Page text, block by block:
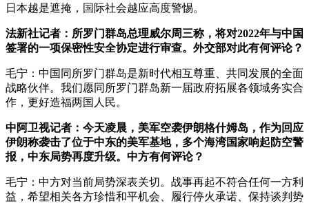
日本越是遮掩，国际社会越应高度警惕。
法新社记者：所罗门群岛总理威尔周三称，将对2022年与中国
签署的一项保密性安全协定进行审查。外交部对此有何评论？
毛宁：中国同所罗门群岛是新时代相互尊重、共同发展的全面
战略伙伴。我们愿同所罗门群岛新一届政府拓展各领域务实合
作，更好造福两国人民。
中阿卫视记者：今天凌晨，美军空袭伊朗格什姆岛，作为回应
伊朗称袭击了位于中东的美军基地，多个海湾国家响起防空警
报，中东局势再度升级。中方有何评论？
毛宁：中方对当前局势深表关切。战事再起不符合任何一方利
益，希望相关各方珍惜和平机会、履行停火承诺、保持谈判势